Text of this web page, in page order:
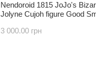
Nendoroid 1815 JoJo's
Jolyne Cujoh figure Good
3 000.00 грн